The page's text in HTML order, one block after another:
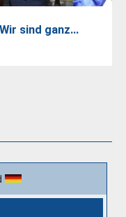
sind ganz…